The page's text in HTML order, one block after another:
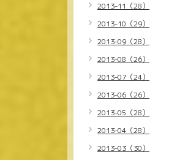
2013-11（28）
2013-10（29）
2013-09（28）
2013-08（26）
2013-07（24）
2013-06（26）
2013-05（28）
2013-04（28）
2013-03（30）